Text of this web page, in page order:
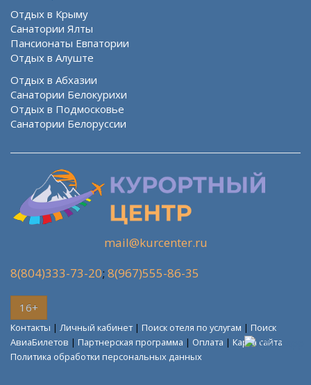
Отдых в Крыму
Санатории Ялты
Пансионаты Евпатории
Отдых в Алуште
Отдых в Абхазии
Санатории Белокурихи
Отдых в Подмосковье
Санатории Белоруссии
mail@kurcenter.ru
8(804)333-73-20; 8(967)555-86-35
16+
Контакты | Личный кабинет| Поиск отеля по услугам | Поиск
АвиаБилетов | Партнерская программа | Оплата | Карта сайта
Политика обработки персональных данных